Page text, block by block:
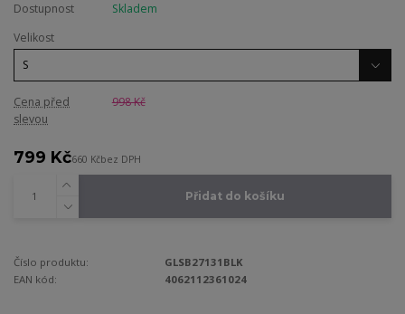
Dostupnost
Skladem
Velikost
Cena před
slevou
998 Kč
799 Kč660 Kčbez DPH
Přidat do košíku
Číslo produktu:
GLSB27131BLK
EAN kód:
4062112361024